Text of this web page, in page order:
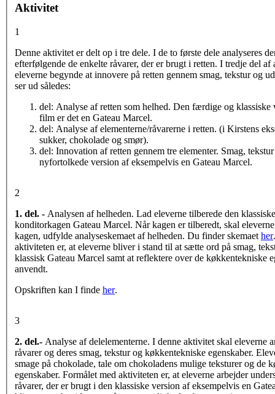
Aktivitet
1
Denne aktivitet er delt op i tre dele. I de to første dele analyseres
efterfølgende de enkelte råvarer, der er brugt i retten. I tredje del af
eleverne begynde at innovere på retten gennem smag, tekstur og
ser ud således:
del: Analyse af retten som helhed. Den færdige og klassiske
film er det en Gateau Marcel.
del: Analyse af elementerne/råvarerne i retten. (i Kirstens
sukker, chokolade og smør).
del: Innovation af retten gennem tre elementer. Smag,
nyfortolkede version af eksempelvis en Gateau Marcel.
2
1. del. - Analysen af helheden. Lad eleverne tilberede den
konditorkagen Gateau Marcel. Når kagen er tilberedt, skal
kagen, udfylde analyseskemaet af helheden. Du finder skemaet her
aktiviteten er, at eleverne bliver i stand til at sætte ord på smag,
klassisk Gateau Marcel samt at reflektere over de køkkentekniske
anvendt.
Opskriften kan I finde her.
3
2. del.- Analyse af delelementerne. I denne aktivitet skal eleverne
råvarer og deres smag, tekstur og køkkentekniske egenskaber.
smage på chokolade, tale om chokoladens mulige teksturer og de
egenskaber. Formålet med aktiviteten er, at eleverne arbejder
råvarer, der er brugt i den klassiske version af eksempelvis en